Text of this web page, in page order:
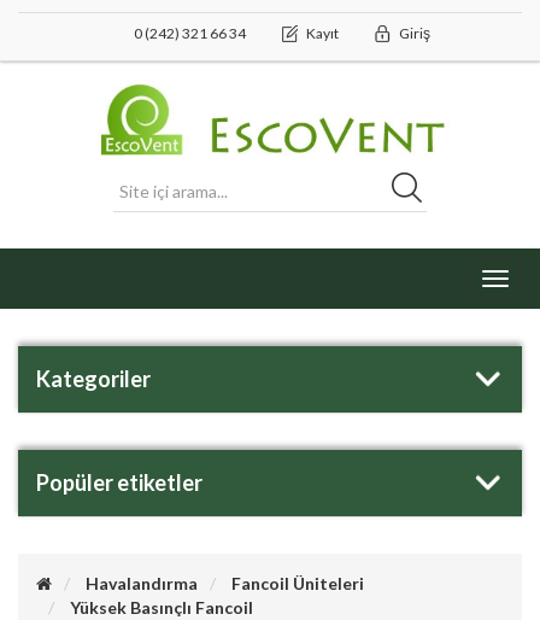
0 (242) 321 66 34 Kayıt Giriş
Kategoriler
Popüler etiketler
Havalandırma
Fancoil Üniteleri
Yüksek Basınçlı Fancoil